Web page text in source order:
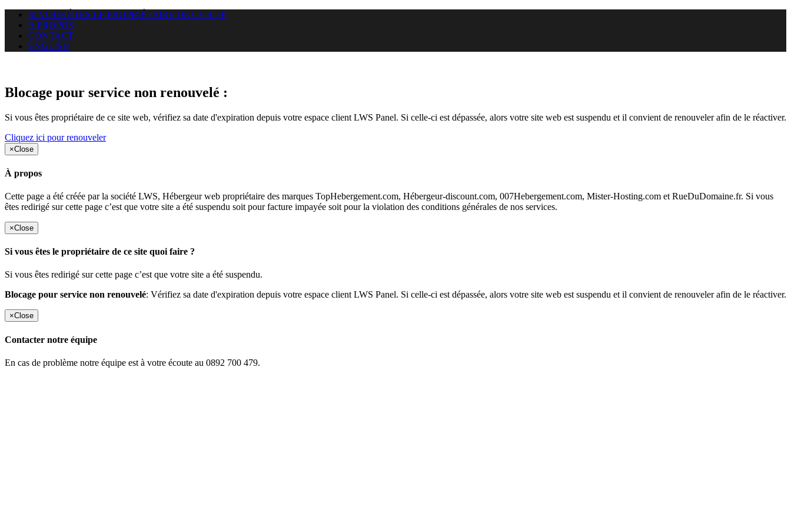
SI VOUS ÊTES LE PROPRIÉTAIRE DE CE SITE
A PROPOS
CONTACT
ENGLISH
Blocage pour service non renouvelé :
Si vous êtes propriétaire de ce site web, vérifiez sa date d'expiration depuis votre espace client LWS Panel. Si celle-ci est dépassée, alors votre site web est suspendu et il convient de renouveler afin de le réactiver.
Cliquez ici pour renouveler
×Close
À propos
Cette page a été créée par la société LWS, Hébergeur web propriétaire des marques TopHebergement.com, Hébergeur-discount.com, 007Hebergement.com, Mister-Hosting.com et RueDuDomaine.fr. Si vous
êtes redirigé sur cette page c’est que votre site a été suspendu soit pour facture impayée soit pour la violation des conditions générales de nos services.
×Close
Si vous êtes le propriétaire de ce site quoi faire ?
Si vous êtes redirigé sur cette page c’est que votre site a été suspendu.
Blocage pour service non renouvelé: Vérifiez sa date d'expiration depuis votre espace client LWS Panel. Si celle-ci est dépassée, alors votre site web est suspendu et il convient de renouveler afin de le réactiver.
×Close
Contacter notre équipe
En cas de problème notre équipe est à votre écoute au 0892 700 479.